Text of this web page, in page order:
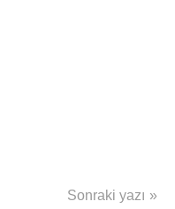
Sonraki yazı